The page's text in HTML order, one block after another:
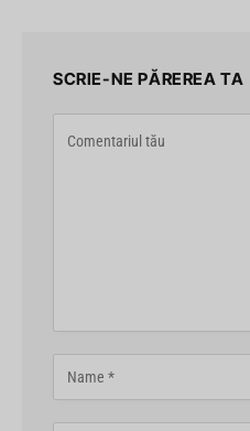
SCRIE-NE PĂREREA TA